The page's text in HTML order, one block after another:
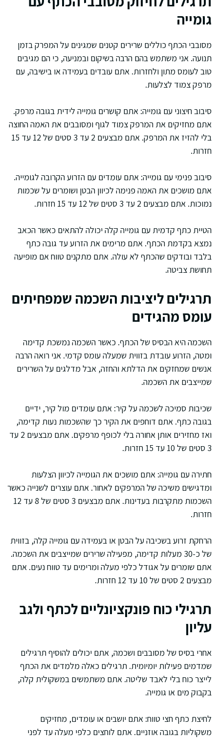
גומייה
מסובבי הכתף כוללים שרירים קטנים שמגינים על המפרק בזמן
תנועה. אני משתמש בהם הרבה בשיקום ובמניעה, כי הם מגיבים
טוב לעומס מתון ולחזרות. אתם עובדים בעמידה או בישיבה, עם
מרפק צמוד לצלעות.
סיבוב חיצוני עם גומייה: אתם קושרים גומייה לידית בגובה מרפק.
אתם מחזיקים את המרפק צמוד לגוף ומסובבים את האמה החוצה
בלי להזיז את המרפק. אתם מבצעים 2 עד 3 סטים של 12 עד 15
חזרות.
סיבוב פנימי עם גומייה: אתם עומדים עם הזרוע הקרובה לגומייה.
אתם מושכים את האמה פנימה לכיוון הבטן ושומרים על שכמות
נמוכות. אתם מבצעים 2 עד 3 סטים של 12 עד 15 חזרות.
הטיית כתף קדמית עם גומייה קלה יכולה להתאים כאשר הכאב
נמצא בקדמת הכתף. אתם מרימים את הזרוע עד גובה כתף
בלבד ובודקים שהכתף לא עולה. אתם מתקנים טווח אם מופיעה
תחושת צביטה.
תרגילים ליציבות השכמה שמפחיתים
עומס מהגידים
השכמה היא הבסיס של הכתף. כאשר השכמה נמשכת קדימה
ומטה, הזרוע עובדת בזווית שמעלה עומס קדמי. אני רואה הרבה
אנשים שמחזקים את הדלתא והחזה, אבל מדלגים על השרירים
שמייצבים את השכמה.
שכיבות סמיכה לשכמה על קיר: אתם עומדים מול קיר, ידיים
בגובה כתף. אתם דוחפים את הקיר כך שהשכמות נעות קדימה,
ואז מחזירים אותן אחורה בלי לכופף מרפקים. אתם מבצעים 2 עד
3 סטים של 10 עד 15 חזרות.
חתירה עם גומייה: אתם מושכים את הגומייה לכיוון הצלעות
ומדגישים משיכה של המרפקים לאחור. אתם עוצרים לשנייה כאשר
השכמות מתקרבות בעדינות. אתם מבצעים 3 סטים של 8 עד 12
חזרות.
הרחקת זרוע בשכיבה על הבטן או בעמידה עם גומייה קלה, בזווית
של כ-30 מעלות קדימה, מפעילה שרירים שמייצבים את השכמה.
אתם שומרים על אגודל כלפי מעלה ומרימים עד טווח נעים. אתם
מבצעים 2 סטים של 10 עד 12 חזרות.
תרגילי כוח פונקציונליים לכתף ולגב
עליון
אחרי בסיס של מסובבים ושכמה, אתם יכולים להוסיף תרגילים
שמדמים פעילות יומיומית. תרגילים כאלה מלמדים את הכתף
לייצר כוח בלי לאבד שליטה. אתם משתמשים במשקולית קלה,
בקבוק מים או גומייה.
לחיצת כתף חצי טווח: אתם יושבים או עומדים, מחזיקים
משקוליות בגובה אוזניים. אתם לוחצים כלפי מעלה עד לפני